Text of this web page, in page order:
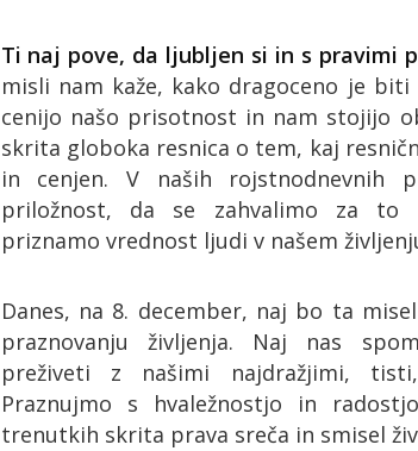
Ti naj pove, da ljubljen si in s pravimi
misli nam kaže, kako dragoceno je
cenijo našo prisotnost in nam stojijo
skrita globoka resnica o tem, kaj
in cenjen. V naših rojstnodnevnih
priložnost, da se zahvalimo za to
priznamo vrednost ljudi v našem
Danes, na 8. december, naj bo ta
praznovanju življenja. Naj nas
preživeti z našimi najdražjimi,
Praznujmo s hvaležnostjo in
trenutkih skrita prava sreča in smisel